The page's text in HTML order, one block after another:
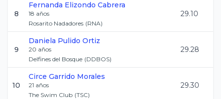
8
Fernanda Elizondo Cabrera
18 años
Rosarito Nadadores (RNA)
29.10
9
Daniela Pulido Ortiz
20 años
Delfines del Bosque (DDBOS)
29.28
10
Circe Garrido Morales
21 años
The Swim Club (TSC)
29.30